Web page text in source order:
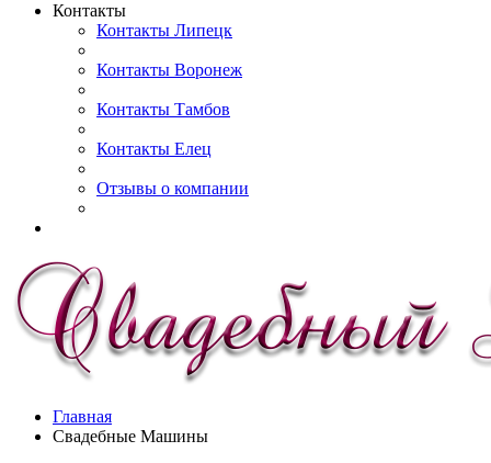
Контакты
Контакты Липецк
Контакты Воронеж
Контакты Тамбов
Контакты Елец
Отзывы о компании
Главная
Свадебные Машины